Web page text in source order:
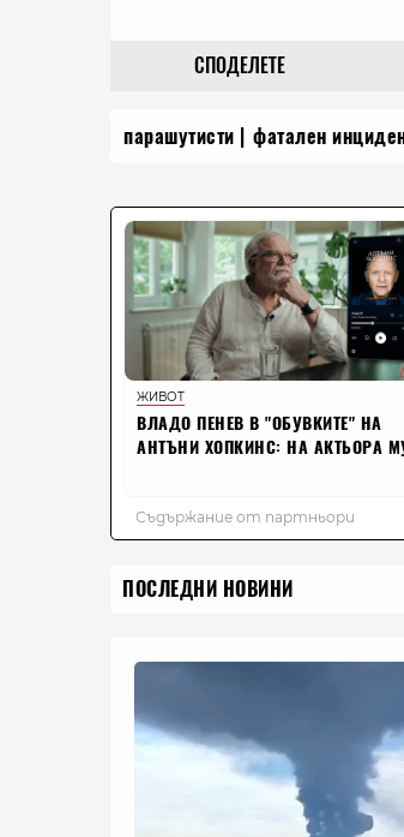
СПОДЕЛЕТЕ
парашутисти фатален
ПОСЛЕДНИ НОВИНИ